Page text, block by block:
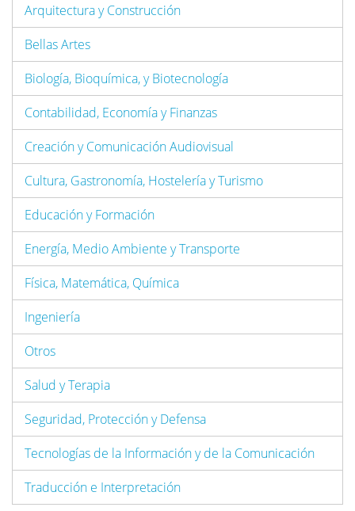
Arquitectura y Construcción
Bellas Artes
Biología, Bioquímica, y Biotecnología
Contabilidad, Economía y Finanzas
Creación y Comunicación Audiovisual
Cultura, Gastronomía, Hostelería y Turismo
Educación y Formación
Energía, Medio Ambiente y Transporte
Física, Matemática, Química
Ingeniería
Otros
Salud y Terapia
Seguridad, Protección y Defensa
Tecnologías de la Información y de la Comunicación
Traducción e Interpretación